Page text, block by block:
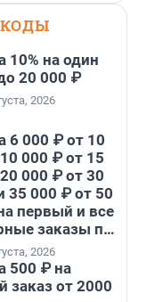
10% на один
20 000 ₽
2026
6 000 ₽ от 10
000 ₽ от 15
000 ₽ от 30
35 000 ₽ от 50
первый и все
заказы по
НАБЕРИ
2026
500 ₽ на
заказ от 2000